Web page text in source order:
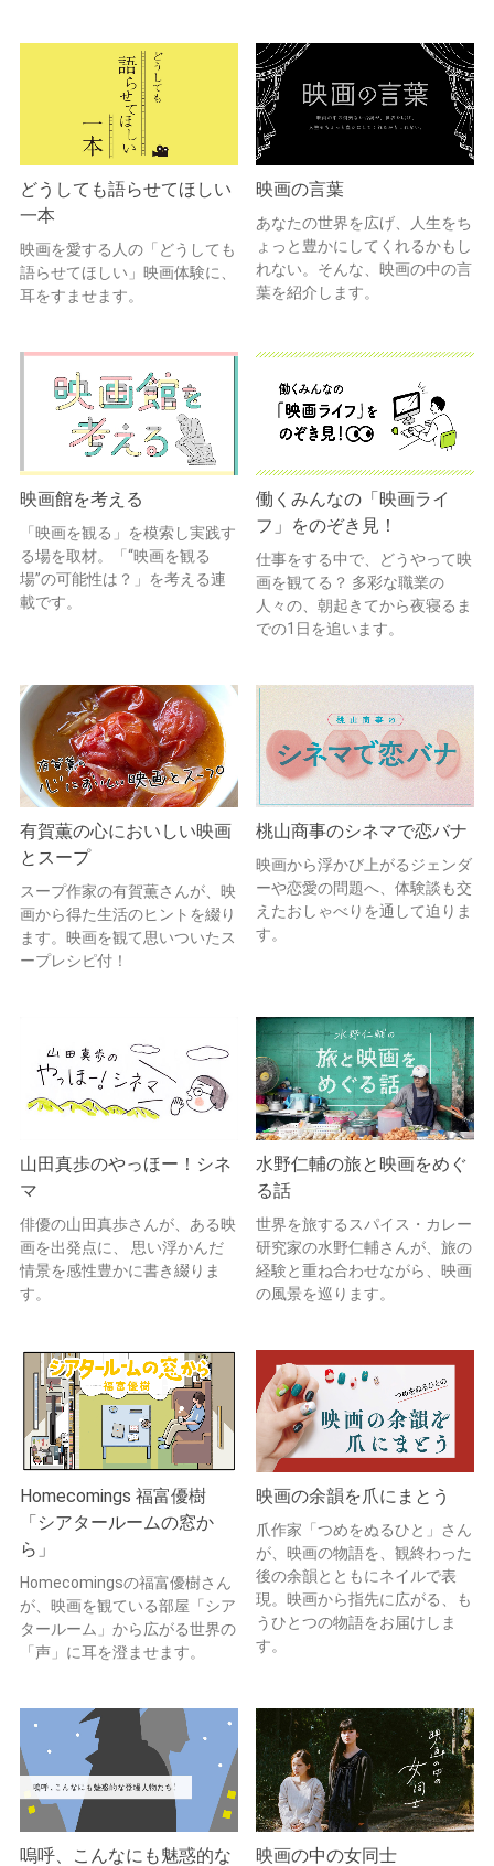
どうしても語らせてほしい
一本
映画を愛する人の「どうしても
語らせてほしい」映画体験に、
耳をすませます。
映画の言葉
あなたの世界を広げ、人生をち
ょっと豊かにしてくれるかもし
れない。そんな、映画の中の言
葉を紹介します。
映画館を考える
「映画を観る」を模索し実践す
る場を取材。「“映画を観る
場”の可能性は？」を考える連
載です。
働くみんなの「映画ライ
フ」をのぞき見！
仕事をする中で、どうやって映
画を観てる？ 多彩な職業の
人々の、朝起きてから夜寝るま
での1日を追います。
有賀薫の心においしい映画
とスープ
スープ作家の有賀薫さんが、映
画から得た生活のヒントを綴り
ます。映画を観て思いついたス
ープレシピ付！
桃山商事のシネマで恋バナ
映画から浮かび上がるジェンダ
ーや恋愛の問題へ、体験談も交
えたおしゃべりを通して迫りま
す。
山田真歩のやっほー！シネ
マ
俳優の山田真歩さんが、ある映
画を出発点に、 思い浮かんだ
情景を感性豊かに書き綴りま
す。
水野仁輔の旅と映画をめぐ
る話
世界を旅するスパイス・カレー
研究家の水野仁輔さんが、旅の
経験と重ね合わせながら、映画
の風景を巡ります。
Homecomings 福富優樹
「シアタールームの窓か
ら」
Homecomingsの福富優樹さん
が、映画を観ている部屋「シア
タールーム」から広がる世界の
「声」に耳を澄ませます。
映画の余韻を爪にまとう
爪作家「つめをぬるひと」さん
が、映画の物語を、観終わった
後の余韻とともにネイルで表
現。映画から指先に広がる、も
うひとつの物語をお届けしま
す。
嗚呼、こんなにも魅惑的な 映画の中の女同士